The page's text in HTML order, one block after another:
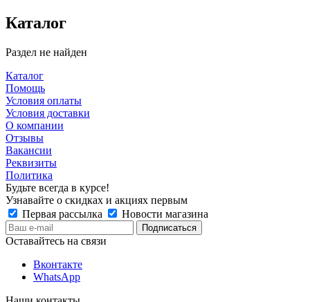
Каталог
Раздел не найден
Каталог
Помощь
Условия оплаты
Условия доставки
О компании
Отзывы
Вакансии
Реквизиты
Политика
Будьте всегда в курсе!
Узнавайте о скидках и акциях первым
Первая рассылка
Новости магазина
Оставайтесь на связи
Вконтакте
WhatsApp